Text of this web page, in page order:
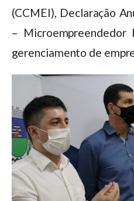
(CCMEI), Declaração
– Microempreendedor
gerenciamento de